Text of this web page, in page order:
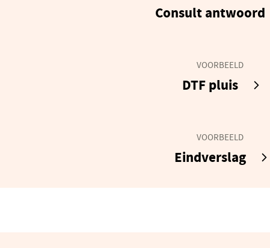
Consult antwoord
VOORBEELD
DTF pluis
VOORBEELD
Eindverslag